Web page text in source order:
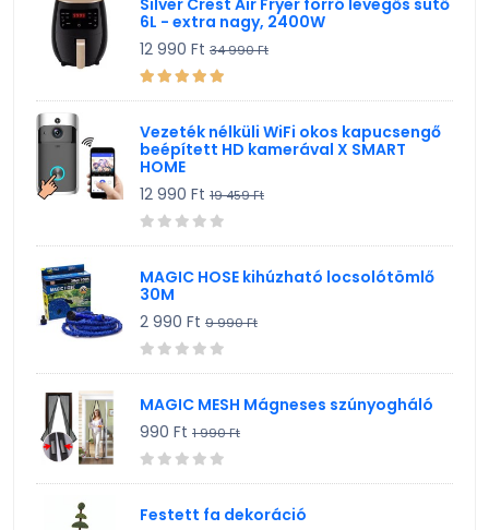
Silver Crest Air Fryer forró levegős sütő
6L - extra nagy, 2400W
12 990 Ft 34 990 Ft
Vezeték nélküli WiFi okos kapucsengő
beépített HD kamerával X SMART
HOME
12 990 Ft 19 459 Ft
MAGIC HOSE kihúzható locsolótömlő
30M
2 990 Ft 9 990 Ft
MAGIC MESH Mágneses szúnyogháló
990 Ft 1 990 Ft
Festett fa dekoráció